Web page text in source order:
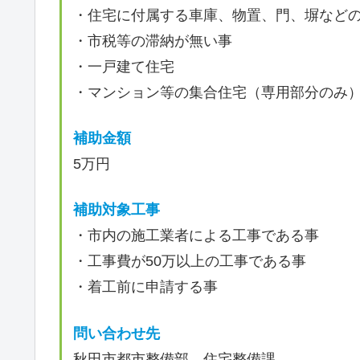
・住宅に付属する車庫、物置、門、塀など
・市税等の滞納が無い事
・一戸建て住宅
・マンション等の集合住宅（専用部分のみ）
補助金額
5万円
補助対象工事
・市内の施工業者による工事である事
・工事費が50万以上の工事である事
・着工前に申請する事
問い合わせ先